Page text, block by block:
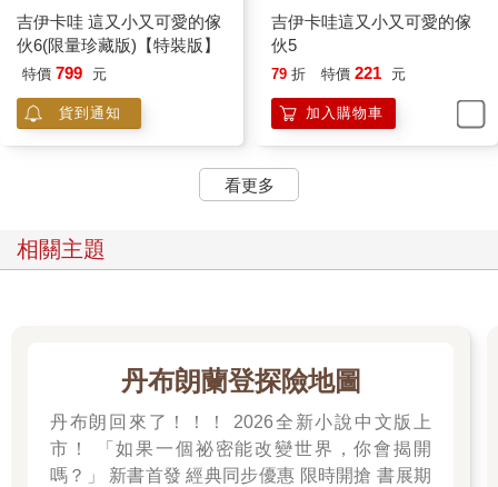
吉伊卡哇 這又小又可愛的傢
伙6(限量珍藏版)【特裝版】
特價 799 元
貨到通知
吉伊卡哇這又小又可愛的傢
伙5
79 折 特價 221 元
加入購物車
看更多
相關主題
丹布朗蘭登探險地圖
丹布朗回來了！！！ 2026全新小說中文版上
市！ 「如果一個祕密能改變世界，你會揭開
嗎？」 新書首發 經典同步優惠 限時開搶 書展期